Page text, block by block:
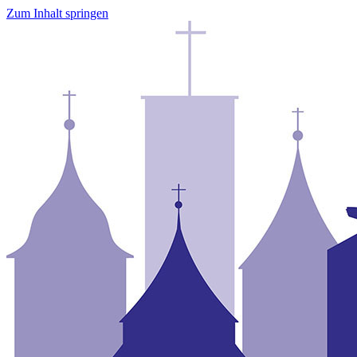
Zum Inhalt springen